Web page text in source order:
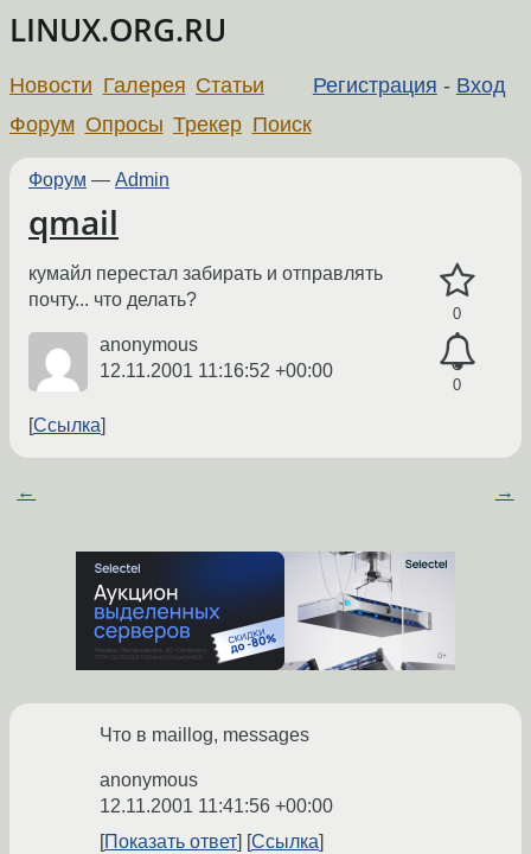
LINUX.ORG.RU
Регистрация - Вход
Новости Галерея Статьи
Форум Опросы Трекер Поиск
Форум — Admin
qmail
0
0
кумайл перестал забирать и отправлять
почту... что делать?
anonymous
12.11.2001 11:16:52 +00:00
Ссылка
← →
Что в maillog, messages
anonymous
12.11.2001 11:41:56 +00:00
Показать ответ
Ссылка